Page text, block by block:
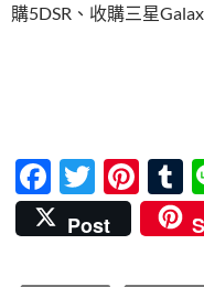
購5DSR、收購三星
F
ac
e
T
w
itt
Pi
nt
er
T
u
Post